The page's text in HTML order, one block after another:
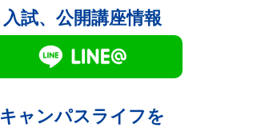
入試、公開講座情報
キャンパスライフを